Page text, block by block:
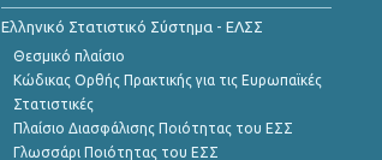
Ελληνικό Στατιστικό Σύστημα - ΕΛΣΣ
Θεσμικό πλαίσιο
Κώδικας Ορθής Πρακτικής για τις Ευρωπαϊκές
Στατιστικές
Πλαίσιο Διασφάλισης Ποιότητας του ΕΣΣ
Γλωσσάρι Ποιότητας του ΕΣΣ